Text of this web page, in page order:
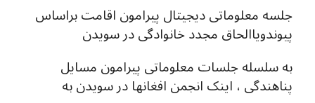
جلسه معلوماتی دیجیتال پیرامون اقامت براساس
پیوندویاالحاق مجدد خانوادگی در سویدن
به سلسله جلسات معلوماتی پیرامون مسایل
پناهندگی ، اینک انجمن افغانها در سویدن به